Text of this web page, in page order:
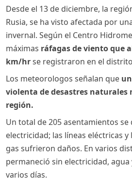
Desde el 13 de diciembre, la
Rusia, se ha visto afectada por
invernal. Según el Centro
máximas ráfagas de viento que
km/hrse registraron en el
Los meteorologos señalan que
violenta de desastres naturales
región.
Un total de 205 asentamientos
electricidad; las líneas eléctricas
gas sufrieron daños. En varios
permaneció sin electricidad,
varios días.